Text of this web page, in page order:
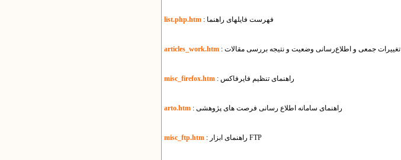
list.php.htm : فهرست فایل​های راهنما
articles_work.htm : تغییرات جمعی و اطلاع‌رسانی وضعیت و نتیجه بررسی مقالات
misc_firefox.htm : راهنمای تنظیم فایرفاکس
arto.htm : راهنمای سامانه اطلاع رسانی فرصت های پژوهشی
misc_ftp.htm : راهنمای ابزار FTP